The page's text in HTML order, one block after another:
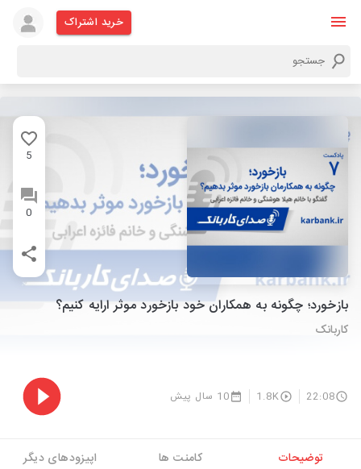
خرید اشتراک
5
0
بازخورد؛ چگونه به همکاران خود بازخورد موثر ارایه کنیم؟
کاربانک
22:08
1.8K 10 سال پیش
توضیحات کامنت ها اپیزودهای دیگر